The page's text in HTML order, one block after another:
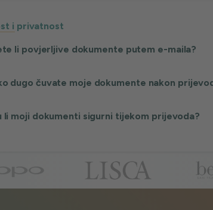
i privatnost
li povjerljive dokumente putem e-maila?
dugo čuvate moje dokumente nakon
li moji dokumenti sigurni tijekom prijevoda?